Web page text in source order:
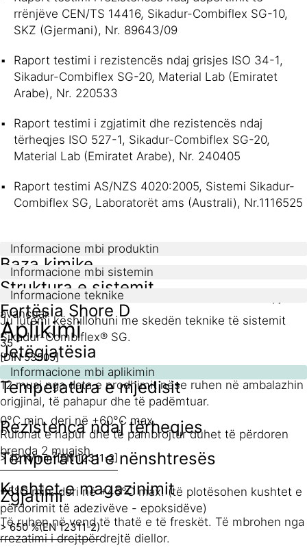
rrënjëve CEN/TS 14416, Sikadur-Combiflex SG-10,
SKZ (Gjermani), Nr. 89643/09
Raport testimi i rezistencës ndaj grisjes ISO 34-1,
Sikadur-Combiflex SG-20, Material Lab (Emiratet
Arabe), Nr. 220533
Raport testimi i zgjatimit dhe rezistencës ndaj
tërheqjes ISO 527-1, Sikadur-Combiflex SG-20,
Material Lab (Emiratet Arabe), Nr. 240405
Raport testimi AS/NZS 4020:2005, Sistemi Sikadur-
Combiflex SG, Laboratorët ams (Australi), Nr.1116525
Informacione mbi produktin
Baza kimike
Poliolefinë fleksibël e modifikuar (FPO) me ndërkapje të
avancuar
Jetëgjatësia
12 muaj nga data e prodhimit nëse ruhen në ambalazhin
origjinal, të pahapur dhe të padëmtuar.
Rulonat e hapur dhe të pambrojtur duhet të përdoren
brenda 2 muajsh.
Kushtet e magazinimit
Të ruhen në vend të thatë e të freskët. Të mbrohen nga
rrezatimi i drejtpërdrejtë diellor.
Informacione mbi sistemin
Struktura e sistemit
Ju lutemi këshillohuni me skedën teknike të sistemit
Sikadur-Combiflex® SG.
Informacione teknike
Fortësia Shore D
35
[DIN 53505]
Rezistenca ndaj tërheqjes
> 12 N/mm2[EN 12311-2]
Zgjatimi
> 650 %(EN 12311-2)
Aplikimi
Informacione mbi aplikimin
Temperatura e mjedisit
0°C min. deri në +60°C max.
Temperatura e nënshtresës
+5°C min. deri në +45°C max. (të plotësohen kushtet e
përdorimit të adezivëve - epoksidëve)